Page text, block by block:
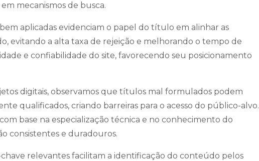
mecanismos de busca.
aplicadas evidenciam o papel do título em alinhar as
evitando a alta taxa de rejeição e melhorando o tempo de
e confiabilidade do site, favorecendo seu posicionamento
digitais, observamos que títulos mal formulados podem
qualificados, criando barreiras para o acesso do público-alvo.
base na especialização técnica e no conhecimento do
consistentes e duradouros.
relevantes facilitam a identificação do conteúdo pelos